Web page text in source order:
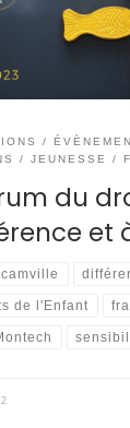
/
/ JEUNESSE
du
et
de l'Enfant